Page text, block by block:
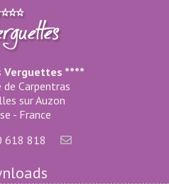
Verguettes ****
Carpentras
sur Auzon
- France
618 818